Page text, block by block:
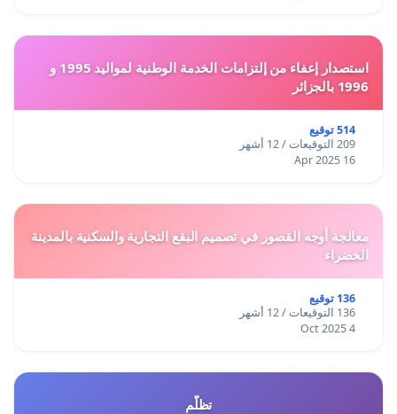
استصدار إعفاء من إلتزامات الخدمة الوطنية لمواليد 1995 و
1996 بالجزائر
514 توقيع
209 التوقيعات / 12 أشهر
16 Apr 2025
معالجة أوجه القصور في تصميم البقع التجارية والسكنية بالمدينة
الخضراء
136 توقيع
136 التوقيعات / 12 أشهر
4 Oct 2025
تظلّم